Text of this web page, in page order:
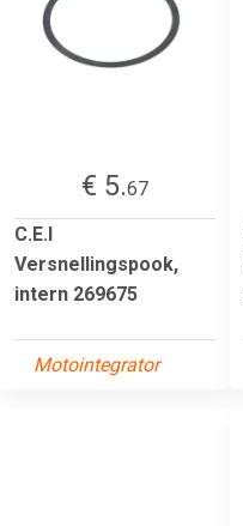
€ 5.67
C.E.I
Versnellingspook,
intern 269675
Motointegrator